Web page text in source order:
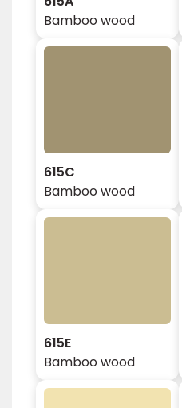
Bamboo wood
615C
Bamboo wood
615E
Bamboo wood